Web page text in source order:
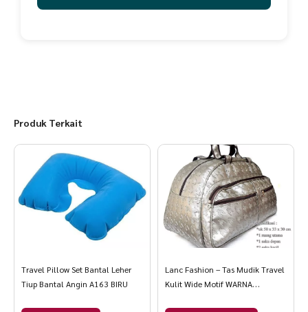
Produk Terkait
Travel Pillow Set Bantal Leher
Tiup Bantal Angin A163 BIRU
Lanc Fashion – Tas Mudik Travel
Kulit Wide Motif WARNA